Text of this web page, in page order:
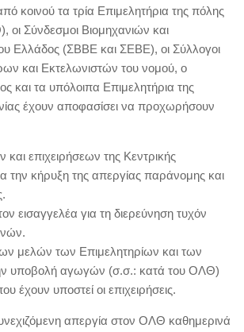
κοινού τα τρία Επιμελητήρια της πόλης
Σύνδεσμοι Βιομηχανιών και
Ελλάδος (ΣΒΒΕ και ΣΕΒΕ), οι Σύλλογοι
και Εκτελωνιστών του νομού, ο
και τα υπόλοιπα Επιμελητήρια της
έχουν αποφασίσει να προχωρήσουν
επιχειρήσεων της Κεντρικής
την κήρυξη της απεργίας παράνομης και
εισαγγελέα για τη διερεύνηση τυχόν
μελών των Επιμελητηρίων και των
υποβολή αγωγών (σ.σ.: κατά του ΟΛΘ)
έχουν υποστεί οι επιχειρήσεις.
απεργία στον ΟΛΘ καθημερινά